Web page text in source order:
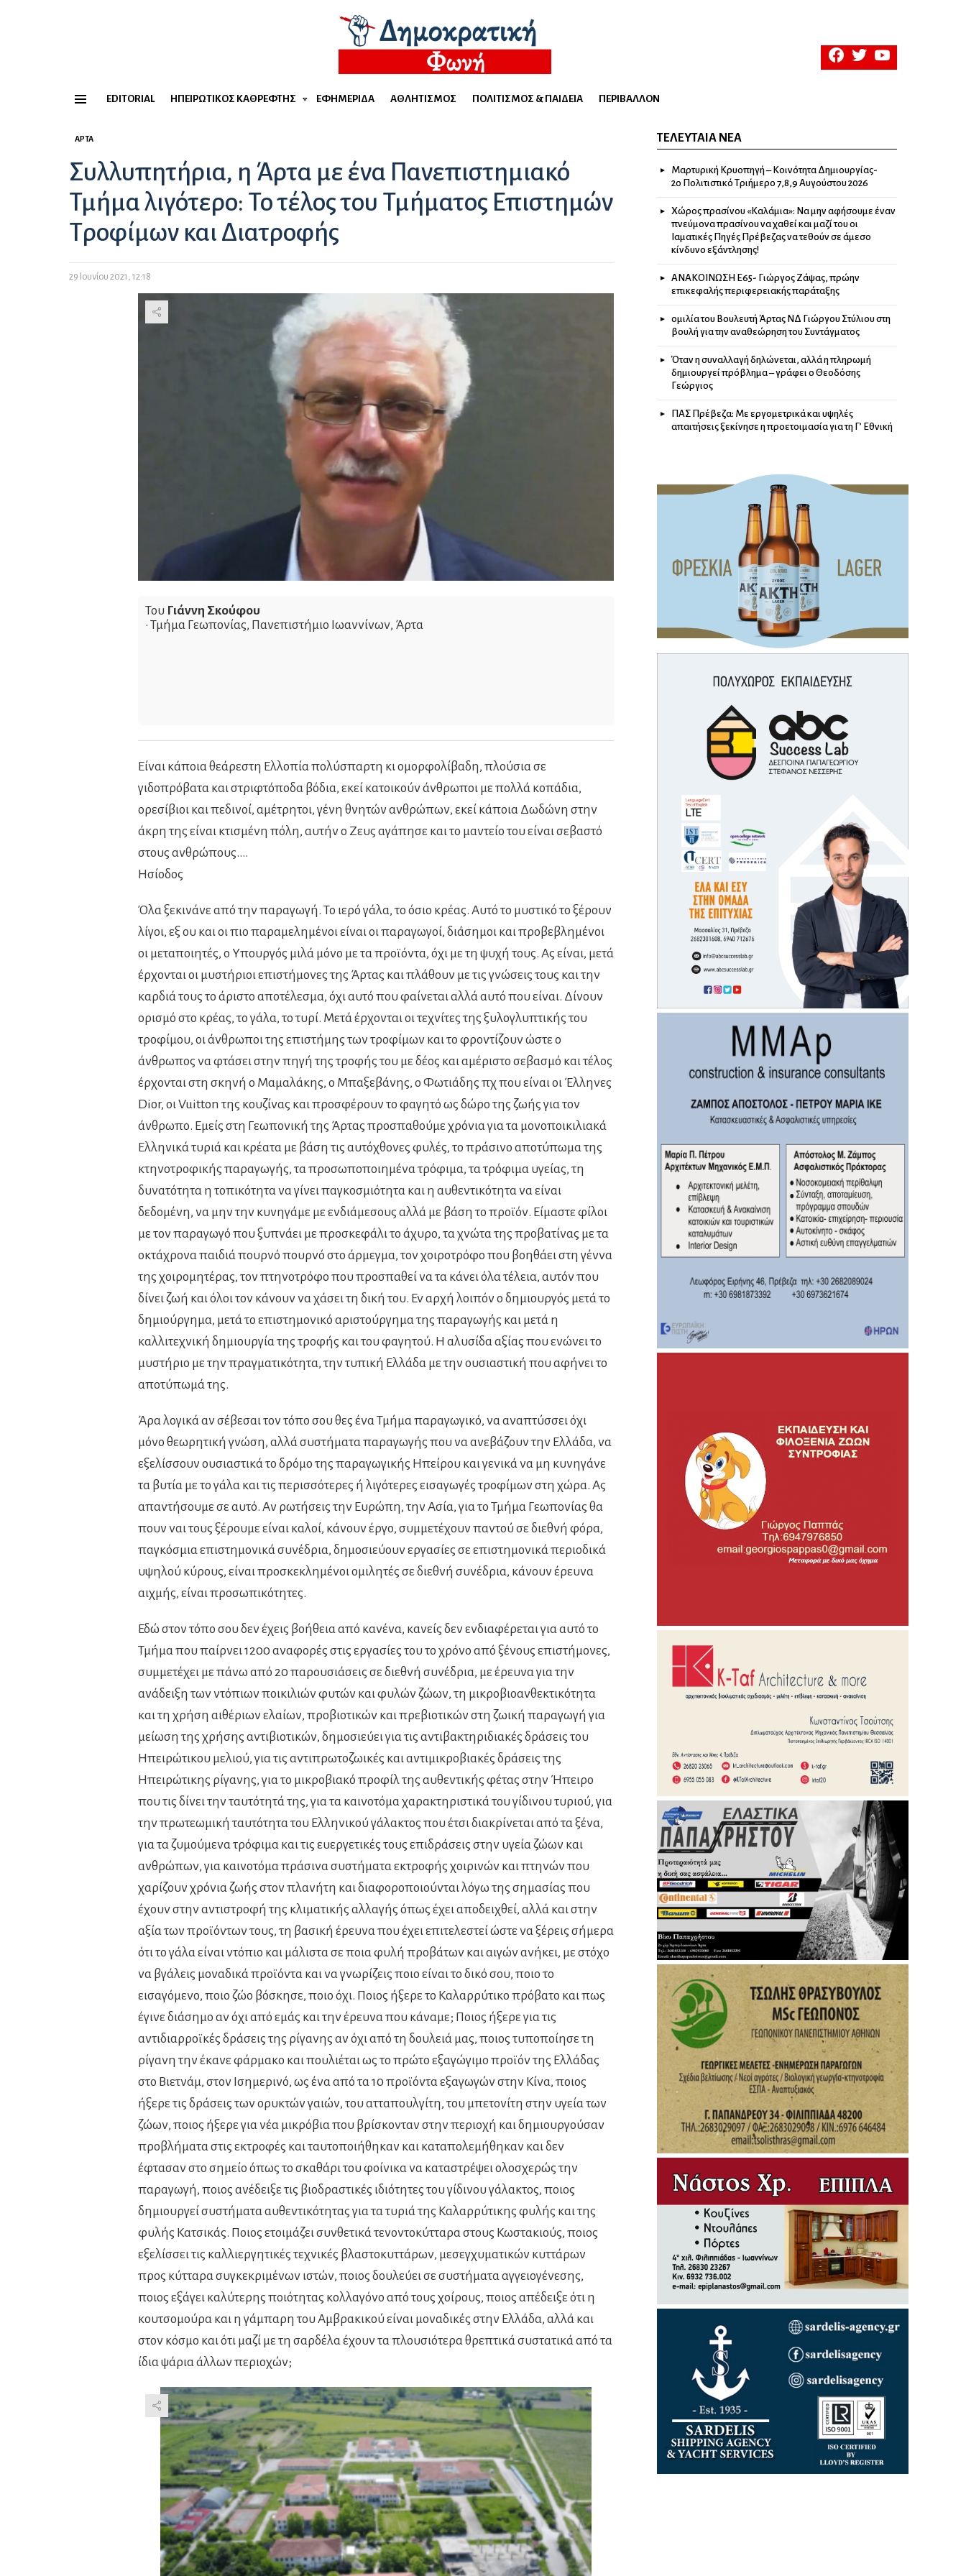
facebooktwitteryoutube
EDITORIAL ΗΠΕΙΡΏΤΙΚΟΣ ΚΑΘΡΈΦΤΗΣ ΕΦΗΜΕΡΊΔΑ ΑΘΛΗΤΙΣΜΌΣ ΠΟΛΙΤΙΣΜΌΣ & ΠΑΙΔΕΊΑ ΠΕΡΙΒΆΛΛΟΝ
ΆΡΤΑ
Συλλυπητήρια, η Άρτα με ένα Πανεπιστημιακό
Τμήμα λιγότερο: Το τέλος του Τμήματος Επιστημών
Τροφίμων και Διατροφής
29 Ιουνίου 2021, 12:18
Του Γιάννη Σκούφου
• Τμήμα Γεωπονίας, Πανεπιστήμιο Ιωαννίνων, Άρτα
Είναι κάποια θεάρεστη Ελλοπία πολύσπαρτη κι ομορφολίβαδη, πλούσια σε
γιδοπρόβατα και στριφτόποδα βόδια, εκεί κατοικούν άνθρωποι με πολλά κοπάδια,
ορεσίβιοι και πεδινοί, αμέτρητοι, γένη θνητών ανθρώπων, εκεί κάποια Δωδώνη στην
άκρη της είναι κτισμένη πόλη, αυτήν ο Ζευς αγάπησε και το μαντείο του είναι σεβαστό
στους ανθρώπους….
Ησίοδος
Όλα ξεκινάνε από την παραγωγή. Το ιερό γάλα, το όσιο κρέας. Αυτό το μυστικό το ξέρουν
λίγοι, εξ ου και οι πιο παραμελημένοι είναι οι παραγωγοί, διάσημοι και προβεβλημένοι
οι μεταποιητές, ο Υπουργός μιλά μόνο με τα προϊόντα, όχι με τη ψυχή τους. Ας είναι, μετά
έρχονται οι μυστήριοι επιστήμονες της Άρτας και πλάθουν με τις γνώσεις τους και την
καρδιά τους το άριστο αποτέλεσμα, όχι αυτό που φαίνεται αλλά αυτό που είναι. Δίνουν
ορισμό στο κρέας, το γάλα, το τυρί. Μετά έρχονται οι τεχνίτες της ξυλογλυπτικής του
τροφίμου, οι άνθρωποι της επιστήμης των τροφίμων και το φροντίζουν ώστε ο
άνθρωπος να φτάσει στην πηγή της τροφής του με δέος και αμέριστο σεβασμό και τέλος
έρχονται στη σκηνή ο Μαμαλάκης, ο Μπαξεβάνης, ο Φωτιάδης πχ που είναι οι Έλληνες
Dior, οι Vuitton της κουζίνας και προσφέρουν το φαγητό ως δώρο της ζωής για τον
άνθρωπο. Εμείς στη Γεωπονική της Άρτας προσπαθούμε χρόνια για τα μονοποικιλιακά
Ελληνικά τυριά και κρέατα με βάση τις αυτόχθονες φυλές, το πράσινο αποτύπωμα της
κτηνοτροφικής παραγωγής, τα προσωποποιημένα τρόφιμα, τα τρόφιμα υγείας, τη
δυνατότητα η τοπικότητα να γίνει παγκοσμιότητα και η αυθεντικότητα να είναι
δεδομένη, να μην την κυνηγάμε με ενδιάμεσους αλλά με βάση το προϊόν. Είμαστε φίλοι
με τον παραγωγό που ξυπνάει με προσκεφάλι το άχυρο, τα χνώτα της προβατίνας με τα
οκτάχρονα παιδιά πουρνό πουρνό στο άρμεγμα, τον χοιροτρόφο που βοηθάει στη γέννα
της χοιρομητέρας, τον πτηνοτρόφο που προσπαθεί να τα κάνει όλα τέλεια, αυτόν που
δίνει ζωή και όλοι τον κάνουν να χάσει τη δική του. Εν αρχή λοιπόν ο δημιουργός μετά το
δημιούργημα, μετά το επιστημονικό αριστούργημα της παραγωγής και μετά η
καλλιτεχνική δημιουργία της τροφής και του φαγητού. Η αλυσίδα αξίας που ενώνει το
μυστήριο με την πραγματικότητα, την τυπική Ελλάδα με την ουσιαστική που αφήνει το
αποτύπωμά της.
Άρα λογικά αν σέβεσαι τον τόπο σου θες ένα Τμήμα παραγωγικό, να αναπτύσσει όχι
μόνο θεωρητική γνώση, αλλά συστήματα παραγωγής που να ανεβάζουν την Ελλάδα, να
εξελίσσουν ουσιαστικά το δρόμο της παραγωγικής Ηπείρου και γενικά να μη κυνηγάνε
τα βυτία με το γάλα και τις περισσότερες ή λιγότερες εισαγωγές τροφίμων στη χώρα. Ας
απαντήσουμε σε αυτό. Αν ρωτήσεις την Ευρώπη, την Ασία, για το Τμήμα Γεωπονίας θα
πουν ναι τους ξέρουμε είναι καλοί, κάνουν έργο, συμμετέχουν παντού σε διεθνή φόρα,
παγκόσμια επιστημονικά συνέδρια, δημοσιεύουν εργασίες σε επιστημονικά περιοδικά
υψηλού κύρους, είναι προσκεκλημένοι ομιλητές σε διεθνή συνέδρια, κάνουν έρευνα
αιχμής, είναι προσωπικότητες.
Εδώ στον τόπο σου δεν έχεις βοήθεια από κανένα, κανείς δεν ενδιαφέρεται για αυτό το
Τμήμα που παίρνει 1200 αναφορές στις εργασίες του το χρόνο από ξένους επιστήμονες,
συμμετέχει με πάνω από 20 παρουσιάσεις σε διεθνή συνέδρια, με έρευνα για την
ανάδειξη των ντόπιων ποικιλιών φυτών και φυλών ζώων, τη μικροβιοανθεκτικότητα
και τη χρήση αιθέριων ελαίων, προβιοτικών και πρεβιοτικών στη ζωική παραγωγή για
μείωση της χρήσης αντιβιοτικών, δημοσιεύει για τις αντιβακτηριδιακές δράσεις του
Ηπειρώτικου μελιού, για τις αντιπρωτοζωικές και αντιμικροβιακές δράσεις της
Ηπειρώτικης ρίγανης, για το μικροβιακό προφίλ της αυθεντικής φέτας στην Ήπειρο
που τις δίνει την ταυτότητά της, για τα καινοτόμα χαρακτηριστικά του γίδινου τυριού, για
την πρωτεωμική ταυτότητα του Ελληνικού γάλακτος που έτσι διακρίνεται από τα ξένα,
για τα ζυμούμενα τρόφιμα και τις ευεργετικές τους επιδράσεις στην υγεία ζώων και
ανθρώπων, για καινοτόμα πράσινα συστήματα εκτροφής χοιρινών και πτηνών που
χαρίζουν χρόνια ζωής στον πλανήτη και διαφοροποιούνται λόγω της σημασίας που
έχουν στην αντιστροφή της κλιματικής αλλαγής όπως έχει αποδειχθεί, αλλά και στην
αξία των προϊόντων τους, τη βασική έρευνα που έχει επιτελεστεί ώστε να ξέρεις σήμερα
ότι το γάλα είναι ντόπιο και μάλιστα σε ποια φυλή προβάτων και αιγών ανήκει, με στόχο
να βγάλεις μοναδικά προϊόντα και να γνωρίζεις ποιο είναι το δικό σου, ποιο το
εισαγόμενο, ποιο ζώο βόσκησε, ποιο όχι. Ποιος ήξερε το Καλαρρύτικο πρόβατο και πως
έγινε διάσημο αν όχι από εμάς και την έρευνα που κάναμε; Ποιος ήξερε για τις
αντιδιαρροϊκές δράσεις της ρίγανης αν όχι από τη δουλειά μας, ποιος τυποποίησε τη
ρίγανη την έκανε φάρμακο και πουλιέται ως το πρώτο εξαγώγιμο προϊόν της Ελλάδας
στο Βιετνάμ, στον Ισημερινό, ως ένα από τα 10 προϊόντα εξαγωγών στην Κίνα, ποιος
ήξερε τις δράσεις των ορυκτών γαιών, του ατταπουλγίτη, του μπετονίτη στην υγεία των
ζώων, ποιος ήξερε για νέα μικρόβια που βρίσκονταν στην περιοχή και δημιουργούσαν
προβλήματα στις εκτροφές και ταυτοποιήθηκαν και καταπολεμήθηκαν και δεν
έφτασαν στο σημείο όπως το σκαθάρι του φοίνικα να καταστρέψει ολοσχερώς την
παραγωγή, ποιος ανέδειξε τις βιοδραστικές ιδιότητες του γίδινου γάλακτος, ποιος
δημιουργεί συστήματα αυθεντικότητας για τα τυριά της Καλαρρύτικης φυλής και της
φυλής Κατσικάς. Ποιος ετοιμάζει συνθετικά τενοντοκύτταρα στους Κωστακιούς, ποιος
εξελίσσει τις καλλιεργητικές τεχνικές βλαστοκυττάρων, μεσεγχυματικών κυττάρων
προς κύτταρα συγκεκριμένων ιστών, ποιος δουλεύει σε συστήματα αγγειογένεσης,
ποιος εξάγει καλύτερης ποιότητας κολλαγόνο από τους χοίρους, ποιος απέδειξε ότι η
κουτσομούρα και η γάμπαρη του Αμβρακικού είναι μοναδικές στην Ελλάδα, αλλά και
στον κόσμο και ότι μαζί με τη σαρδέλα έχουν τα πλουσιότερα θρεπτικά συστατικά από τα
ίδια ψάρια άλλων περιοχών;
ΤΕΛΕΥΤΑΊΑ ΝΈΑ
Μαρτυρική Κρυοπηγή – Κοινότητα Δημιουργίας-
2ο Πολιτιστικό Τριήμερο 7,8,9 Αυγούστου 2026
Χώρος πρασίνου «Καλάμια»: Να μην αφήσουμε έναν
πνεύμονα πρασίνου να χαθεί και μαζί του οι
Ιαματικές Πηγές Πρέβεζας να τεθούν σε άμεσο
κίνδυνο εξάντλησης!
ΑΝΑΚΟΙΝΩΣΗ Ε65- Γιώργος Ζάψας, πρώην
επικεφαλής περιφερειακής παράταξης
ομιλία του Βουλευτή Άρτας ΝΔ Γιώργου Στύλιου στη
βουλή για την αναθεώρηση του Συντάγματος
Όταν η συναλλαγή δηλώνεται, αλλά η πληρωμή
δημιουργεί πρόβλημα – γράφει ο Θεοδόσης
Γεώργιος
ΠΑΣ Πρέβεζα: Με εργομετρικά και υψηλές
απαιτήσεις ξεκίνησε η προετοιμασία για τη Γ’ Εθνική